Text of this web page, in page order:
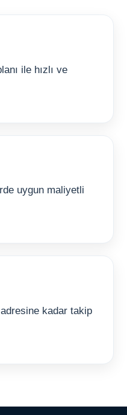
ile hızlı ve
uygun maliyetli
kadar takip